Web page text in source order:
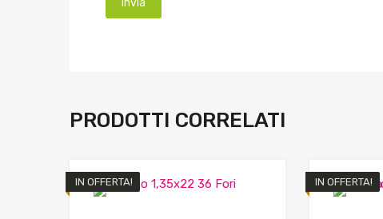
PRODOTTI CORRELATI
IN OFFERTA! IN OFFERTA!